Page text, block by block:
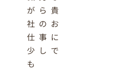
がら貴
社のお
仕事に
少しで
も